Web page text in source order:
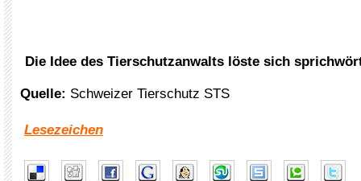
Die Idee des Tierschutzanwalts löste sich
Quelle: Schweizer Tierschutz STS
Lesezeichen